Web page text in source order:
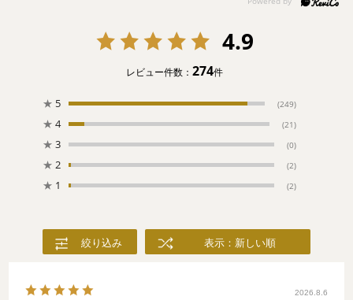
4.9
レビュー件数： 274件
★ 5 (249)
★ 4 (21)
★ 3 (0)
★ 2 (2)
★ 1 (2)
絞り込み 表示：新しい順
2026.8.6